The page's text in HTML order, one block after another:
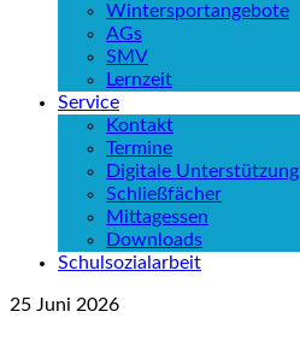
Wintersportangebote
AGs
SMV
Lernzeit
Service
Kontakt
Termine
Digitale Unterstützung
Schließfächer
Mittagessen
Downloads
Schulsozialarbeit
25 Juni 2026